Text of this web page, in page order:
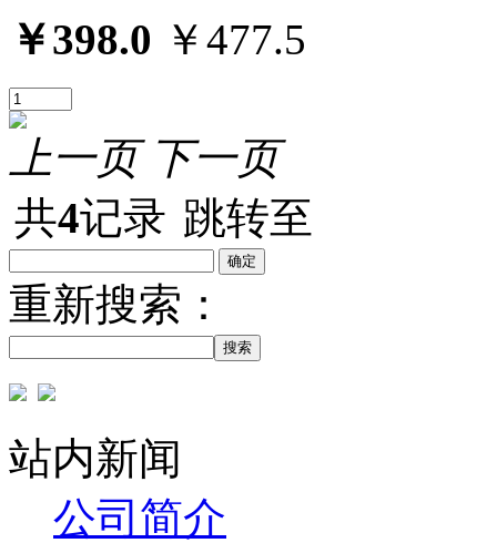
￥398.0 ￥477.5
上一页 下一页
共4记录 跳转至
重新搜索：
搜索
站内新闻
公司简介